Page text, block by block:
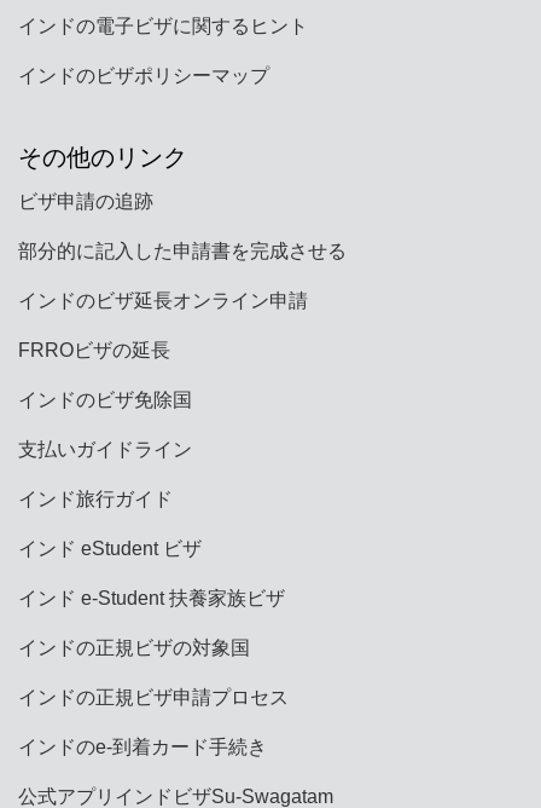
インドの電子ビザに関するヒント
インドのビザポリシーマップ
その他のリンク
ビザ申請の追跡
部分的に記入した申請書を完成させる
インドのビザ延長オンライン申請
FRROビザの延長
インドのビザ免除国
支払いガイドライン
インド旅行ガイド
インド eStudent ビザ
インド e-Student 扶養家族ビザ
インドの正規ビザの対象国
インドの正規ビザ申請プロセス
インドのe-到着カード手続き
公式アプリインドビザSu-Swagatam